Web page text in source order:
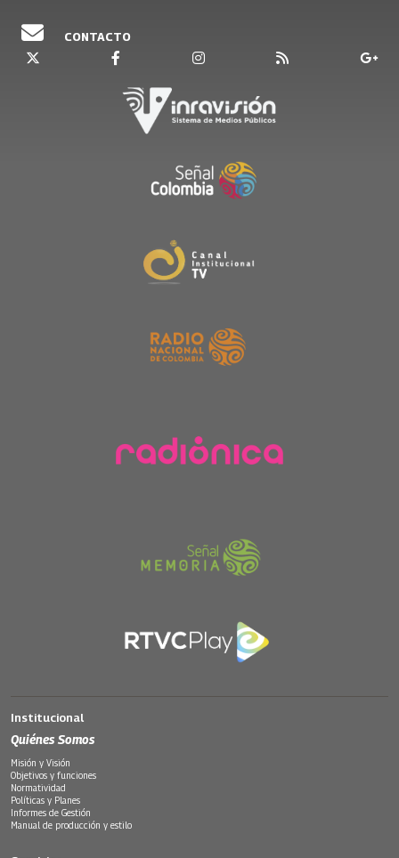
CONTACTO
Institucional
Quiénes Somos
Misión y Visión
Objetivos y funciones
Normatividad
Políticas y Planes
Informes de Gestión
Manual de producción y estilo